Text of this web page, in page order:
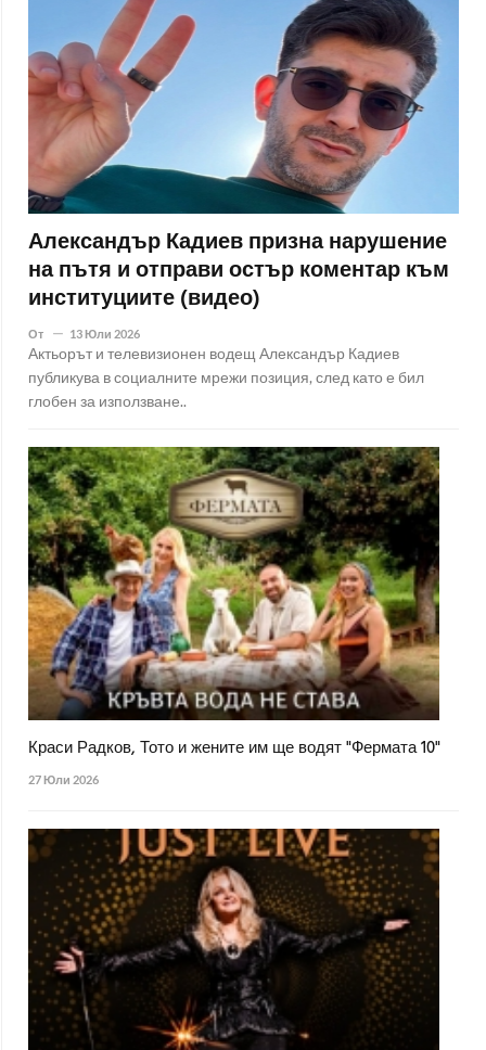
Александър Кадиев призна нарушение
на пътя и отправи остър коментар към
институциите (видео)
От 13 Юли 2026
Актьорът и телевизионен водещ Александър Кадиев
публикува в социалните мрежи позиция, след като е бил
глобен за използване..
Краси Радков, Тото и жените им ще водят "Фермата 10"
27 Юли 2026